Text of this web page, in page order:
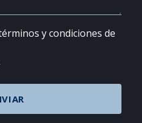
y condiciones de